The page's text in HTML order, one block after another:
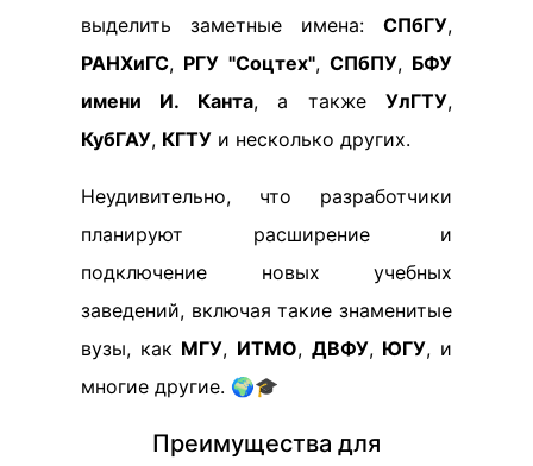
выделить заметные имена: СПбГУ,
РАНХиГС, РГУ "Соцтех", СПбПУ, БФУ
имени И. Канта, а такжеУлГТУ,
КубГАУ, КГТУ и несколько других.
Неудивительно, что разработчики
планируют расширение и
подключение новых учебных
заведений, включая такие знаменитые
вузы, как МГУ, ИТМО, ДВФУ, ЮГУ, и
многие другие. 🌍🎓
Преимущества для